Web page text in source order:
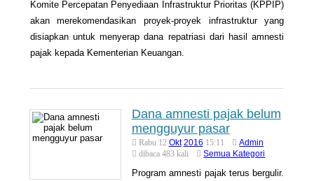
Komite Percepatan Penyediaan Infrastruktur Prioritas (KPPIP)
akan merekomendasikan proyek-proyek infrastruktur yang
disiapkan untuk menyerap dana repatriasi dari hasil amnesti
pajak kepada Kementerian Keuangan.
Dana amnesti pajak belum
mengguyur pasar
Rabu 12 Okt 2016 15:11
Admin
dibaca 483 kali
Semua Kategori
Program amnesti pajak terus bergulir.